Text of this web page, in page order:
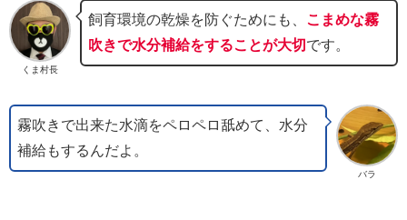
くま村長
飼育環境の乾燥を防ぐためにも、 こまめな霧
吹きで水分補給をすることが大切 です。
バラ
霧吹きで出来た水滴をペロペロ舐めて、水分
補給もするんだよ。